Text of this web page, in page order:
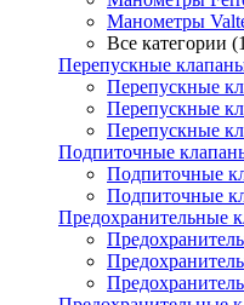
Манометры
Все категории
Перепускные
Перепускные
Перепускные
Перепускные
Подпиточные
Подпиточные
Подпиточные
Предохранительные